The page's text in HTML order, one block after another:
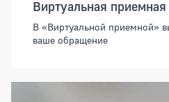
Виртуальная приемная
В «Виртуальной приемной»
ваше обращение